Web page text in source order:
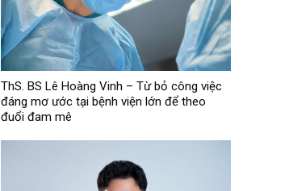
ThS. BS Lê Hoàng Vinh – Từ bỏ công việc
đáng mơ ước tại bệnh viện lớn để theo
đuổi đam mê